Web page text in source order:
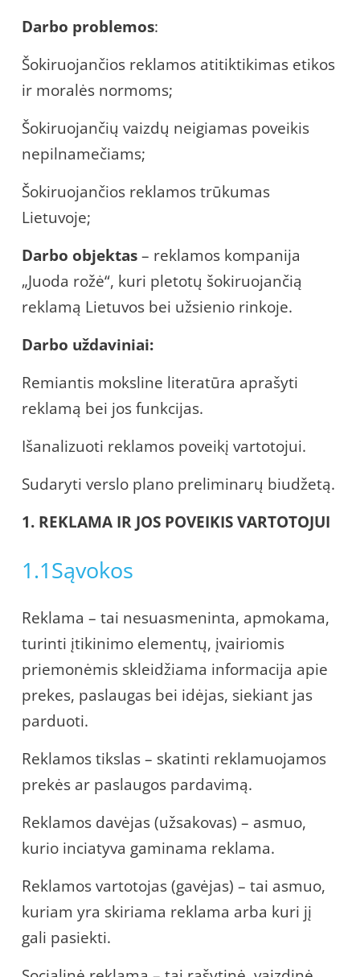
Darbo problemos:
Šokiruojančios reklamos atitiktikimas etikos
ir moralės normoms;
Šokiruojančių vaizdų neigiamas poveikis
nepilnamečiams;
Šokiruojančios reklamos trūkumas
Lietuvoje;
Darbo objektas– reklamos kompanija
„Juoda rožė“, kuri pletotų šokiruojančią
reklamą Lietuvos bei užsienio rinkoje.
Darbo uždaviniai:
Remiantis moksline literatūra aprašyti
reklamą bei jos funkcijas.
Išanalizuoti reklamos poveikį vartotojui.
Sudaryti verslo plano preliminarų biudžetą.
1. REKLAMA IR JOS POVEIKIS VARTOTOJUI
1.1Sąvokos
Reklama – tai nesuasmeninta, apmokama,
turinti įtikinimo elementų, įvairiomis
priemonėmis skleidžiama informacija apie
prekes, paslaugas bei idėjas, siekiant jas
parduoti.
Reklamos tikslas – skatinti reklamuojamos
prekės ar paslaugos pardavimą.
Reklamos davėjas (užsakovas) – asmuo,
kurio inciatyva gaminama reklama.
Reklamos vartotojas (gavėjas) – tai asmuo,
kuriam yra skiriama reklama arba kuri jį
gali pasiekti.